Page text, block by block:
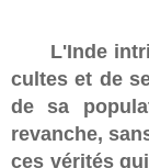
L'Inde
cultes et de
de sa
revanche,
ces vérités